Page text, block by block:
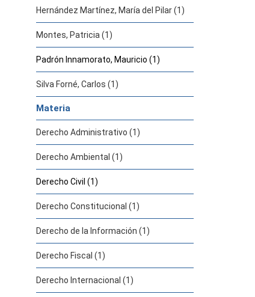
Hernández Martínez, María del Pilar (1)
Montes, Patricia (1)
Padrón Innamorato, Mauricio (1)
Silva Forné, Carlos (1)
Materia
Derecho Administrativo (1)
Derecho Ambiental (1)
Derecho Civil (1)
Derecho Constitucional (1)
Derecho de la Información (1)
Derecho Fiscal (1)
Derecho Internacional (1)